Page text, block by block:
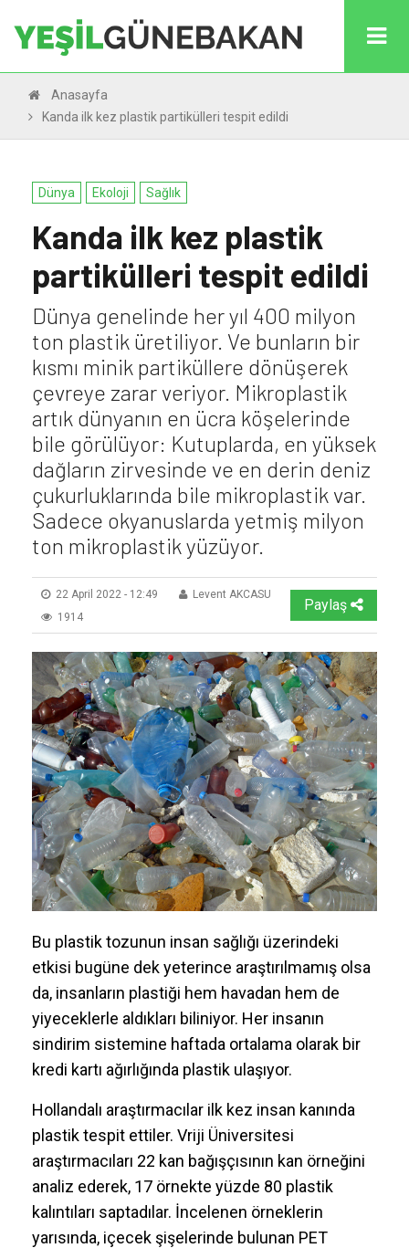
Anasayfa
Kanda ilk kez plastik partikülleri tespit edildi
Dünya Ekoloji Sağlık
Kanda ilk kez plastik
partikülleri tespit edildi
Dünya genelinde her yıl 400 milyon
ton plastik üretiliyor. Ve bunların bir
kısmı minik partiküllere dönüşerek
çevreye zarar veriyor. Mikroplastik
artık dünyanın en ücra köşelerinde
bile görülüyor: Kutuplarda, en yüksek
dağların zirvesinde ve en derin deniz
çukurluklarında bile mikroplastik var.
Sadece okyanuslarda yetmiş milyon
ton mikroplastik yüzüyor.
22 April 2022 - 12:49
Levent AKCASU
1914
Paylaş
Bu plastik tozunun insan sağlığı üzerindeki
etkisi bugüne dek yeterince araştırılmamış olsa
da, insanların plastiği hem havadan hem de
yiyeceklerle aldıkları biliniyor. Her insanın
sindirim sistemine haftada ortalama olarak bir
kredi kartı ağırlığında plastik ulaşıyor.
Hollandalı araştırmacılar ilk kez insan kanında
plastik tespit ettiler. Vriji Üniversitesi
araştırmacıları 22 kan bağışçısının kan örneğini
analiz ederek, 17 örnekte yüzde 80 plastik
kalıntıları saptadılar. İncelenen örneklerin
yarısında, içecek şişelerinde bulunan PET